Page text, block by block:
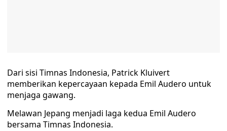
Dari sisi Timnas Indonesia, Patrick Kluivert
memberikan kepercayaan kepada Emil Audero untuk
menjaga gawang.
Melawan Jepang menjadi laga kedua Emil Audero
bersama Timnas Indonesia.